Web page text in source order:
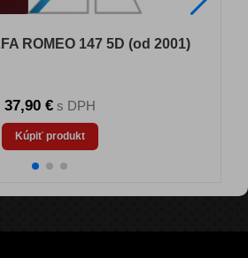
ROMEO 147 5D (od 2001)
37,90 €s DPH
Kúpiť produkt